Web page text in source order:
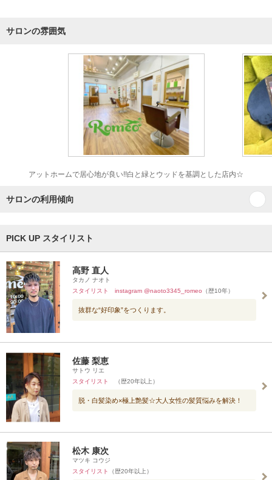
サロンの雰囲気
アットホームで居心地が良い!!白と緑とウッドを基調とした店内☆
サロンの利用傾向
PICK UP スタイリスト
高野 直人
タカノ ナオト
スタイリスト instagram @naoto3345_romeo （歴10年）
抜群な“好印象”をつくります。
佐藤 梨恵
サトウ リエ
スタイリスト
（歴20年以上）
脱・白髪染め×極上艶髪☆大人女性の髪質悩みを解決！
松木 康次
マツキ コウジ
スタイリスト
（歴20年以上）